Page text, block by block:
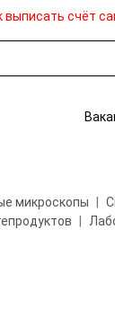
выписать счёт
микроскопы